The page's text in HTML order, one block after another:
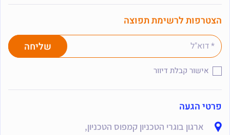
פרטי הגעה
ארגון בוגרי הטכניון קמפוס הטכניון,
הצטרפות לרשימת תפוצה
אישור קבלת דיוור